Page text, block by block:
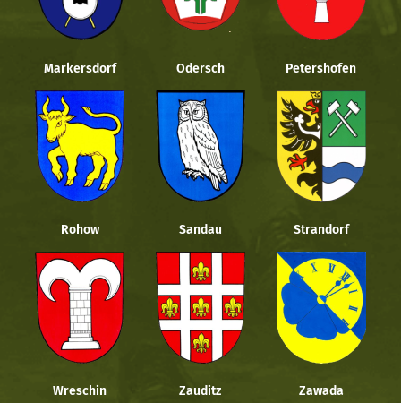
Markersdorf Odersch Petershofen
Rohow Sandau Strandorf
Wreschin Zauditz Zawada